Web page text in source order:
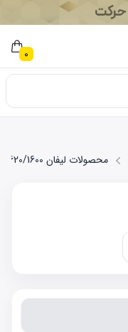
0
محصولات لیفان 620/1600